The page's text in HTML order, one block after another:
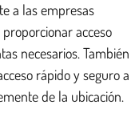
a las empresas
acceso
necesarios. También
rápido y seguro a
de la ubicación.